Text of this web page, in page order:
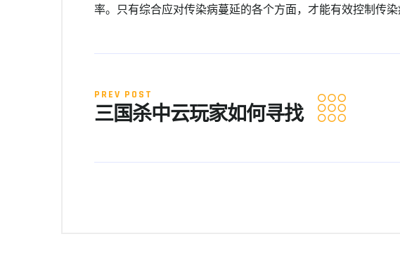
率。只有综合应对传染病蔓延的各个方面，才能有效控制传染
PREV POST
三国杀中云玩家如何寻找